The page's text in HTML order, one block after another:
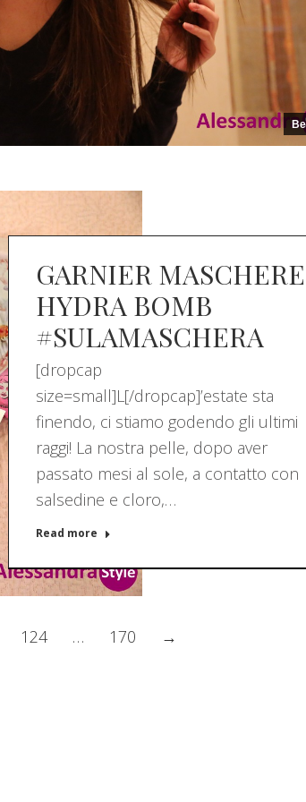
GARNIER MASCHERE
HYDRA BOMB
#SULAMASCHERA
[dropcap
size=small]L[/dropcap]’estate sta
finendo, ci stiamo godendo gli ultimi
raggi! La nostra pelle, dopo aver
passato mesi al sole, a contatto con
salsedine e cloro,…
Read more
124 … 170 →